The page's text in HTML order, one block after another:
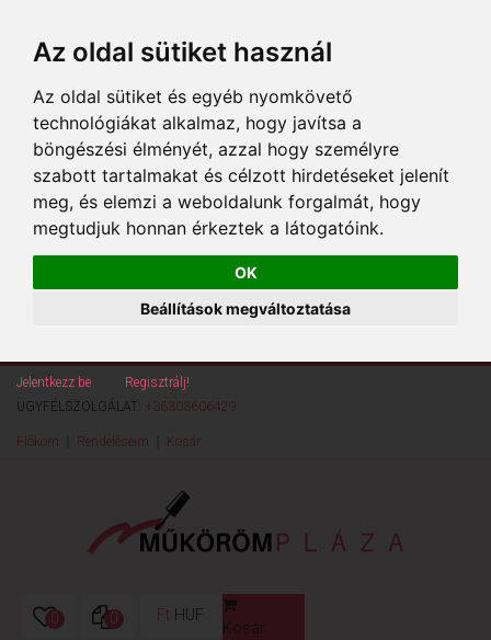
Az oldal sütiket használ
Az oldal sütiket és egyéb nyomkövető
technológiákat alkalmaz, hogy javítsa a
böngészési élményét, azzal hogy személyre
szabott tartalmakat és célzott hirdetéseket jelenít
meg, és elemzi a weboldalunk forgalmát, hogy
megtudjuk honnan érkeztek a látogatóink.
OK
Beállítások megváltoztatása
Jelentkezz be
Regisztrálj!
ÜGYFÉLSZOLGÁLAT: +36303606429
Fiókom Rendeléseim Kosár
0 0 Ft HUF
Kosár